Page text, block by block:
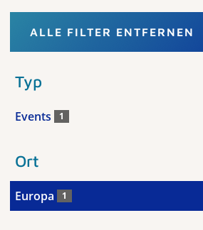
ALLE FILTER ENTFERNEN
Typ
Events 1
Ort
Europa 1